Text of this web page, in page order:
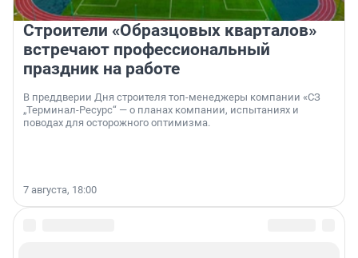
Строители «Образцовых кварталов»
встречают профессиональный
праздник на работе
В преддверии Дня строителя топ-менеджеры компании «СЗ
„Терминал-Ресурс“ — о планах компании, испытаниях и
поводах для осторожного оптимизма.
7 августа, 18:00